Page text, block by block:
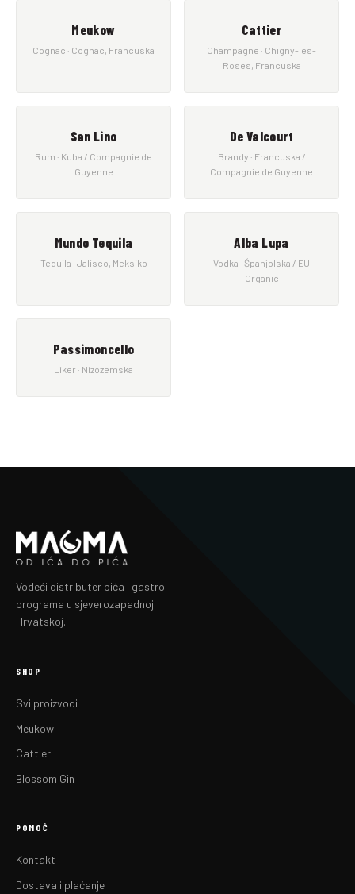
Meukow
Cognac · Cognac, Francuska
Cattier
Champagne · Chigny-les-
Roses, Francuska
San Lino
Rum · Kuba / Compagnie de
Guyenne
De Valcourt
Brandy · Francuska /
Compagnie de Guyenne
Mundo Tequila
Tequila · Jalisco, Meksiko
Alba Lupa
Vodka · Španjolska / EU
Organic
Passimoncello
Liker · Nizozemska
Vodeći distributer pića i gastro
programa u sjeverozapadnoj
Hrvatskoj.
SHOP
Svi proizvodi
Meukow
Cattier
Blossom Gin
POMOĆ
Kontakt
Dostava i plaćanje